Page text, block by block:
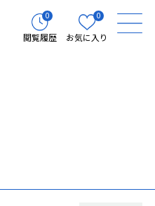
0
閲覧履歴
0
お気に入り